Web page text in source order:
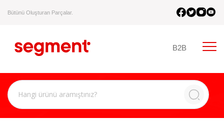
Bütünü Oluşturan Parçalar.
B2B